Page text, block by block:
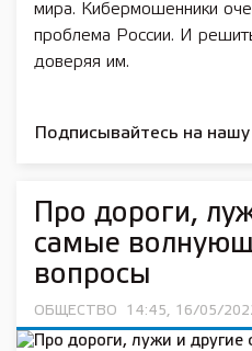
мира. Кибермошенники
проблема России. И
доверяя им.
Подписывайтесь на нашу
Про дороги,
самые
вопросы
ОБЩЕСТВО 14:45, 16/05/